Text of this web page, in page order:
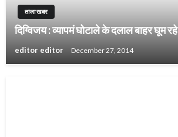
ताजा खबर
दिग्विजय : व्‍यापमं घोटाले के दलाल बाहर घूम रहे
editor editor December 27, 2014